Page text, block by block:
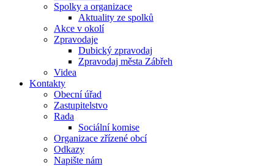
Spolky a organizace
Aktuality ze spolků
Akce v okolí
Zpravodaje
Dubický zpravodaj
Zpravodaj města Zábřeh
Videa
Kontakty
Obecní úřad
Zastupitelstvo
Rada
Sociální komise
Organizace zřízené obcí
Odkazy
Napište nám